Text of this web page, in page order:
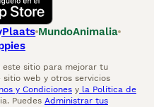
MundoAnimalia
este sitio para mejorar tu
sitio web y otros servicios
y Condiciones y la Política de
Puedes Administrar tus